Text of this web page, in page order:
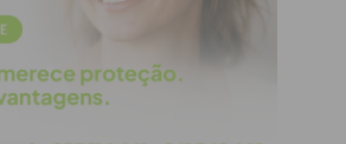
local, “espaços que
que têm produtos
excelência, que conseguem aliar
património gastronómico a